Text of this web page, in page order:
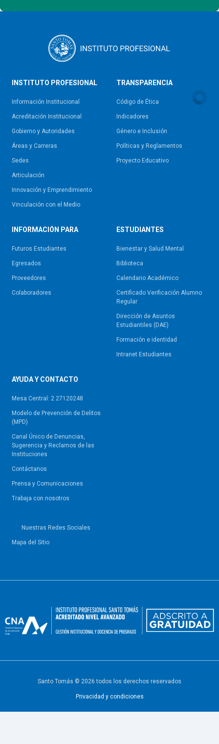
INSTITUTO PROFESIONAL
Información Institucional
Acreditación Institucional
Gobierno y Autoridades​
Áreas y Carreras
Sedes
Articulación
Innovación y Emprendimiento
Vinculación con el Medio
TRANSPARENCIA
Código de Ética
Indicadores
Género e Inclusión
Políticas y Reglamentos​
Proyecto Educativo
INFORMACIÓN PARA
Futuros Estudiantes
Egresados
Proveedores
Colaboradores
ESTUDIANTES
Bienestar y Salud Mental
Biblioteca
Calendario Académico
Certificado Verificación Alumno
Regular
Dirección de Asuntos
Estudiantiles (DAE)
Formación e identidad
Intranet Estudiantes
AYUDA Y CONTACTO
Mesa Central: 2 27120248
Modelo de Prevención de Delitos
(MPD)
Canal Único de Denuncias,
Sugerencia y Reclamos de las
Instituciones
Contáctanos
Prensa y Comunicaciones
Trabaja con nosotros
Nuestras Redes Sociales
Mapa del Sitio
Santo Tomás © 2026 todos los derechos reservados
Privacidad y condiciones